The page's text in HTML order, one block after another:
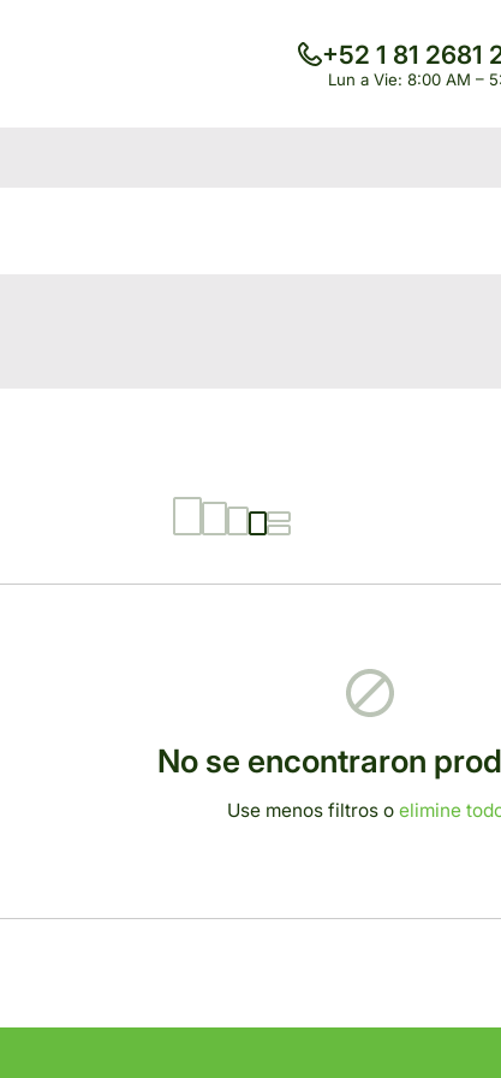
+52 1 81 2681
Lun a Vie: 8:00 AM –
No se encontraron
Use menos filtros o elimine